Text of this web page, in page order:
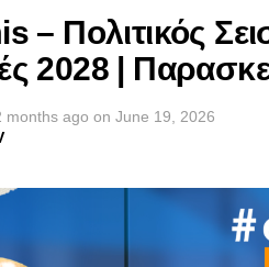
– Πολιτικός
2028 |
months ago on June 19, 2026